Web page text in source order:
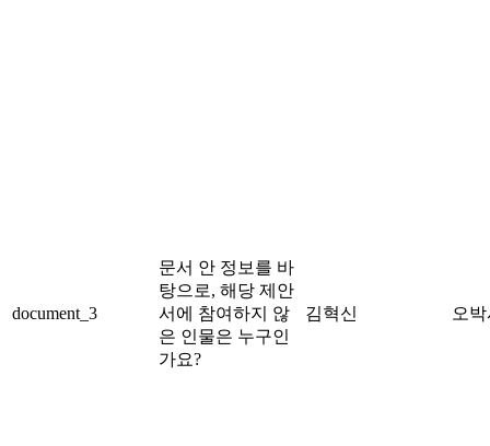
document_3
문서 안 정보를 바
탕으로, 해당 제안
서에 참여하지 않
은 인물은 누구인
가요?
김혁신 오